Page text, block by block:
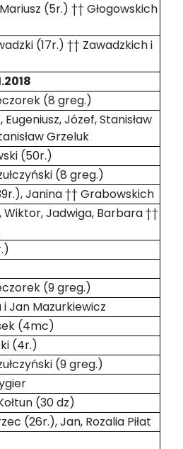
(5r.) †† Głogowskich
(17r.) †† Zawadzkich i
(8 greg.)
Józef, Stanisław
Grzeluk
(50r.)
(8 greg.)
Janina †† Grabowskich
Jadwiga, Barbara ††
(9 greg.)
i Jan Mazurkiewicz
(4mc)
(4r.)
(9 greg.)
(30 dz)
(26r.), Jan, Rozalia Piłat